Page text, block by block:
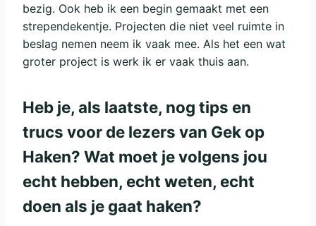
bezig. Ook heb ik een begin gemaakt met een
strependekentje. Projecten die niet veel ruimte in
beslag nemen neem ik vaak mee. Als het een wat
groter project is werk ik er vaak thuis aan.
Heb je, als laatste, nog tips en
trucs voor de lezers van Gek op
Haken? Wat moet je volgens jou
echt hebben, echt weten, echt
doen als je gaat haken?